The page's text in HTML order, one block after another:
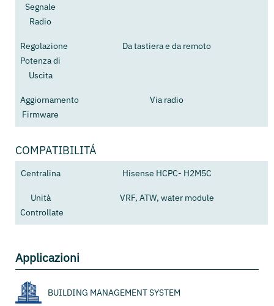
Segnale
Radio
Regolazione
Potenza di
Uscita
Da tastiera e da remoto
Aggiornamento
Firmware
Via radio
COMPATIBILITÁ
Centralina Hisense HCPC- H2M5C
Unità
Controllate
VRF, ATW, water module
Applicazioni
BUILDING MANAGEMENT SYSTEM